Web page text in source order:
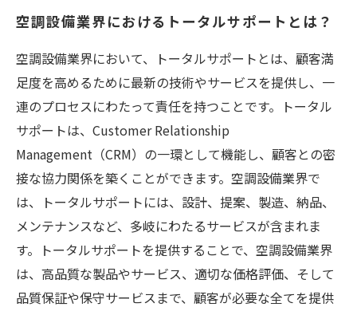
空調設備業界におけるトータルサポートとは？
空調設備業界において、トータルサポートとは、顧客満
足度を高めるために最新の技術やサービスを提供し、一
連のプロセスにわたって責任を持つことです。トータル
サポートは、Customer Relationship
Management（CRM）の一環として機能し、顧客との密
接な協力関係を築くことができます。空調設備業界で
は、トータルサポートには、設計、提案、製造、納品、
メンテナンスなど、多岐にわたるサービスが含まれま
す。トータルサポートを提供することで、空調設備業界
は、高品質な製品やサービス、適切な価格評価、そして
品質保証や保守サービスまで、顧客が必要な全てを提供